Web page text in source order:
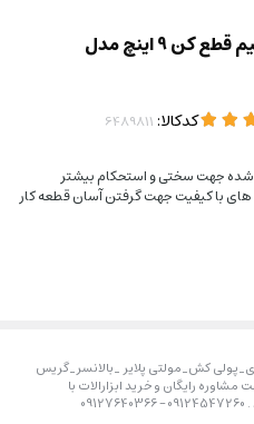
انبرقفلی تاپ تول نوک بلند با سیم قطع کن 9 اینچ مدل
کدکالا:
جهت سختی و استحکام بیشتر
های با کیفیت جهت گرفتن آسان قطعه کار
کش_مولتی پلایر _بالانسر_گریس
رایگان و خرید ابزارالات با